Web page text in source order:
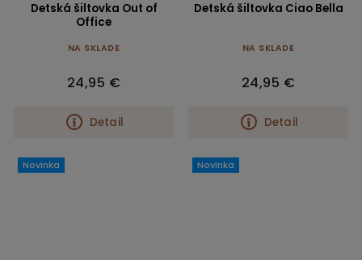
Detská šiltovka Out of
Office
NA SKLADE
24,95 €
Detail
Detská šiltovka Ciao Bella
NA SKLADE
24,95 €
Detail
Novinka Novinka